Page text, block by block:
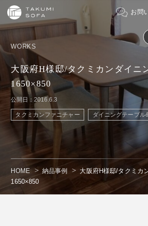
お問
WORKS
大阪府H様邸/タクミカンダイニ
1650×850
公開日：2016.6.3
タクミカンファニチャー ダイニングテーブル
HOME 納品事例
大阪府H様邸/タクミカ
1650×850